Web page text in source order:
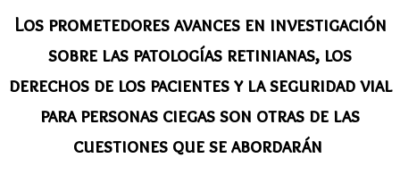
Los prometedores avances en investigación
sobre las patologías retinianas, los
derechos de los pacientes y la seguridad vial
para personas ciegas son otras de las
cuestiones que se abordarán